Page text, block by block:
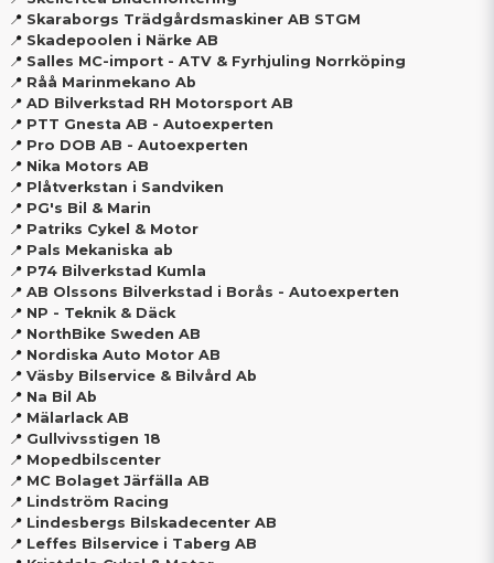
📍 Skaraborgs Trädgårdsmaskiner AB STGM
📍 Skadepoolen i Närke AB
📍 Salles MC-import - ATV & Fyrhjuling Norrköping
📍 Råå Marinmekano Ab
📍 AD Bilverkstad RH Motorsport AB
📍 PTT Gnesta AB - Autoexperten
📍 Pro DOB AB - Autoexperten
📍 Nika Motors AB
📍 Plåtverkstan i Sandviken
📍 PG's Bil & Marin
📍 Patriks Cykel & Motor
📍 Pals Mekaniska ab
📍 P74 Bilverkstad Kumla
📍 AB Olssons Bilverkstad i Borås - Autoexperten
📍 NP - Teknik & Däck
📍 NorthBike Sweden AB
📍 Nordiska Auto Motor AB
📍 Väsby Bilservice & Bilvård Ab
📍 Na Bil Ab
📍 Mälarlack AB
📍 Gullvivsstigen 18
📍 Mopedbilscenter
📍 MC Bolaget Järfälla AB
📍 Lindström Racing
📍 Lindesbergs Bilskadecenter AB
📍 Leffes Bilservice i Taberg AB